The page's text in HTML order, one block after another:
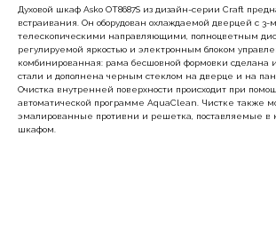
Духовой шкаф Asko OT8687S из дизайн-серии Craft
встраивания. Он оборудован охлаждаемой дверцей с 3-
телескопическими направляющими, полноцветным
регулируемой яркостью и электронным блоком
комбинированная: рама бесшовной формовки
стали и дополнена черным стеклом на дверце и на
Очистка внутренней поверхности происходит при
автоматической программе AquaClean. Чистке также
эмалированные противни и решетка, поставляемые в
шкафом.